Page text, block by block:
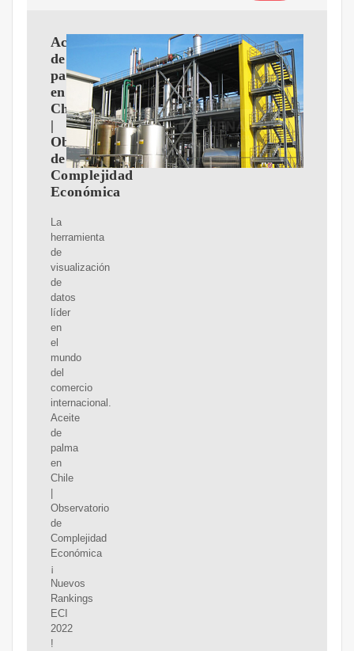
Aceite
de
palma
en
Chile
|
Observatorio
de
Complejidad
Económica
La
herramienta
de
visualización
de
datos
líder
en
el
mundo
del
comercio
internacional.
Aceite
de
palma
en
Chile
Observatorio
de
Complejidad
Económica
¡
Nuevos
Rankings
ECI
2022
!